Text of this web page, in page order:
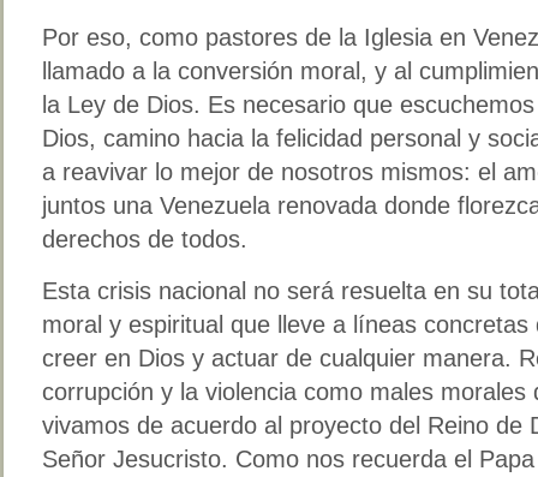
Por eso, como pastores de la Iglesia en
llamado a la conversión moral, y al
la Ley de Dios. Es necesario que
Dios, camino hacia la felicidad personal y
a reavivar lo mejor de nosotros mismos: el
juntos una Venezuela renovada donde
derechos de todos.
Esta crisis nacional no será resuelta en su
moral y espiritual que lleve a líneas
creer en Dios y actuar de cualquier manera.
corrupción y la violencia como males
vivamos de acuerdo al proyecto del Reino de
Señor Jesucristo. Como nos recuerda el